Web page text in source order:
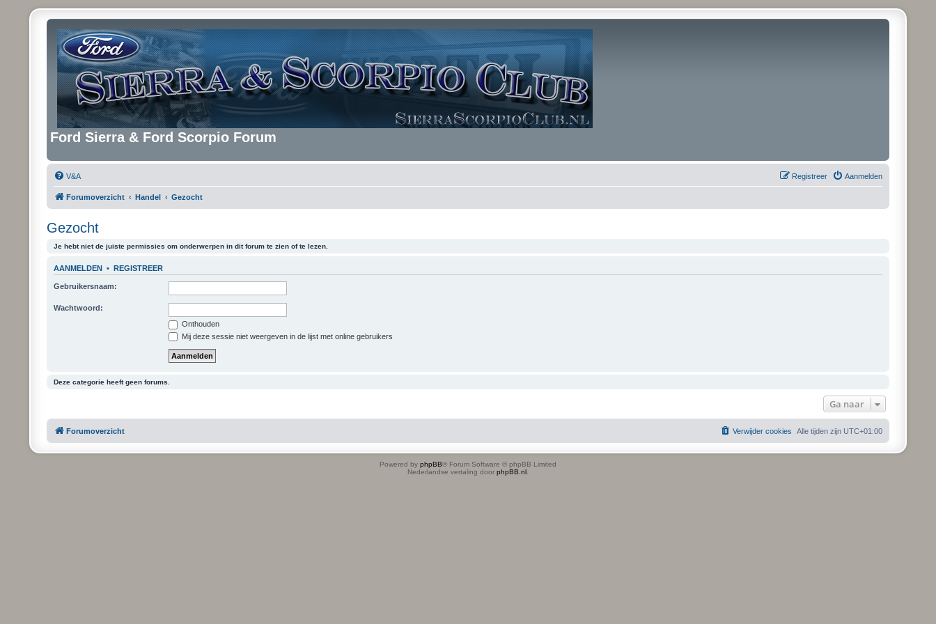
Ford Sierra & Ford Scorpio Forum
V&A Aanmelden
Registreer
Forumoverzicht Handel Gezocht
Gezocht
Je hebt niet de juiste permissies om onderwerpen in dit forum te zien of te lezen.
AANMELDEN •REGISTREER
Gebruikersnaam:
Wachtwoord:
Onthouden
Mij deze sessie niet weergeven in de lijst met online gebruikers
Deze categorie heeft geen forums.
Ga naar
Forumoverzicht Alle tijden zijn UTC+01:00
Verwijder cookies
Powered by phpBB® Forum Software © phpBB Limited
Nederlandse vertaling door phpBB.nl.